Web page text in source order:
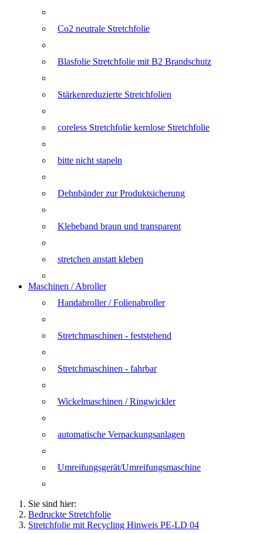
Co2 neutrale Stretchfolie
Blasfolie Stretchfolie mit B2 Brandschutz
Stärkenreduzierte Stretchfolien
coreless Stretchfolie kernlose Stretchfolie
bitte nicht stapeln
Dehnbänder zur Produktsicherung
Klebeband braun und transparent
stretchen anstatt kleben
Maschinen / Abroller
Handabroller / Folienabroller
Stretchmaschinen - feststehend
Stretchmaschinen - fahrbar
Wickelmaschinen / Ringwickler
automatische Verpackungsanlagen
Umreifungsgerät/Umreifungsmaschine
Sie sind hier:
Bedruckte Stretchfolie
Stretchfolie mit Recycling Hinweis PE-LD 04